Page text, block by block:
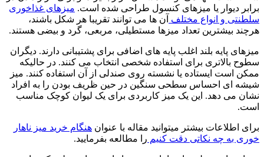
برابر دیوار یا میزهای کنسول طراحی شده است. میزهای غذاخوری
سلطنتی و انواع مختلف آن ها می توانند تقریبا هر شکل باشند،
هرچند بیشترین تعداد میزها مستطیلی، مربعی، گرد و بیضی هستند.
میزهای پایه بلند اغلب پایه های اضافی برای پشتیبانی دارند. دیگران
سطوح بالاتری برای استفاده شخصی انتخاب می کنند. در حالیکه
ممکن است ایستاده یا نشسته روی صندلی از آن استفاده کنند. میز
شیشه ای احساس سطحی سنگین در حین ظریف بودن را به افراد
نشان می دهد. این یک میز کاربردی برای یک لیوان کوچک مناسب
است.
برای اطلاعات بیشتر میتوانید مقاله با عنوان هنگام خرید میز ناهار
خوری به چه نکاتی دقت کنیم را مطالعه بفرمایید.